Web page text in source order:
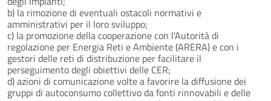
b) la rimozione di eventuali ostacoli normativi e
amministrativi per il loro sviluppo;
c) la promozione della cooperazione con l'Autorità di
regolazione per Energia Reti e Ambiente (ARERA) e con i
gestori delle reti di distribuzione per facilitare il
perseguimento degli obiettivi delle CER;
d) azioni di comunicazione volte a favorire la diffusione dei
gruppi di autoconsumo collettivo da fonti rinnovabili e delle